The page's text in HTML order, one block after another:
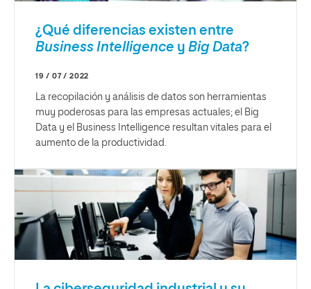
¿Qué diferencias existen entre
Business Intelligence y Big Data?
19 / 07 / 2022
La recopilación y análisis de datos son herramientas
muy poderosas para las empresas actuales; el Big
Data y el Business Intelligence resultan vitales para el
aumento de la productividad.